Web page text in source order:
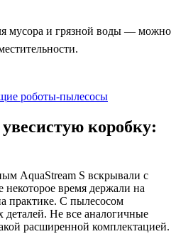
мусора и грязной воды — можно
роботы-пылесосы
коробку:
AquaStream S вскрывали с
время держали на
практике. С пылесосом
деталей. Не все аналогичные
расширенной комплектацией.